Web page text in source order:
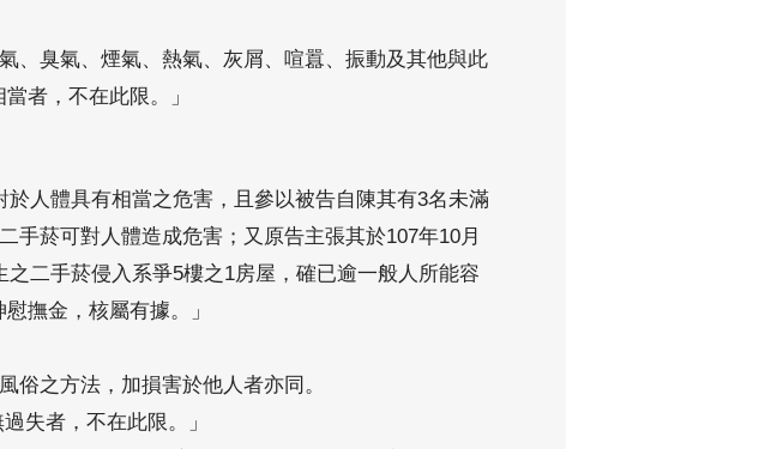
、臭氣、煙氣、熱氣、灰屑、喧囂、振動及其他與此
者，不在此限。」
於人體具有相當之危害，且參以被告自陳其有3名未滿
菸可對人體造成危害；又原告主張其於107年10月
二手菸侵入系爭5樓之1房屋，確已逾一般人所能容
撫金，核屬有據。」
俗之方法，加損害於他人者亦同。
失者，不在此限。」